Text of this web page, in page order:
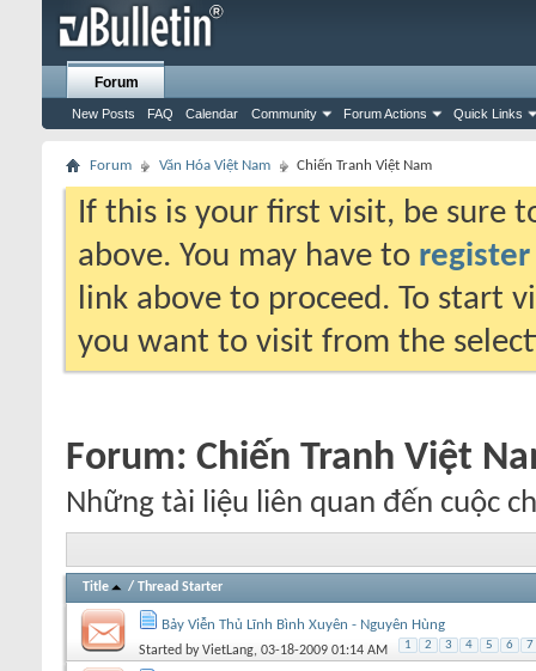
Forum
New Posts FAQ Calendar Community Forum Actions Quick Links
Forum Văn Hóa Việt Nam Chiến Tranh Việt Nam
If this is your first visit, be sure
above. You may have to register
link above to proceed. To start
you want to visit from the
Forum: Chiến Tranh Việt
Những tài liệu liên quan đến cuộc
Title / Thread Starter
Bảy Viễn Thủ Lĩnh Bình Xuyên - Nguyên Hùng
Started byVietLang, 03-18-2009 01:14 AM 1 2 3 4 5 6 7